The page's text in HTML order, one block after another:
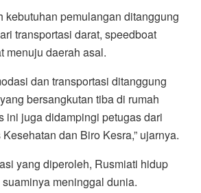
kebutuhan pemulangan ditanggung
transportasi darat, speedboat
menuju daerah asal.
dan transportasi ditanggung
bersangkutan tiba di rumah
ini juga didampingi petugas dari
dan Biro Kesra,” ujarnya.
yang diperoleh, Rusmiati hidup
meninggal dunia.